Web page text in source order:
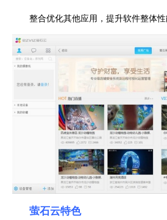
整合优化其他应用，提升软件整体性
萤石云特色